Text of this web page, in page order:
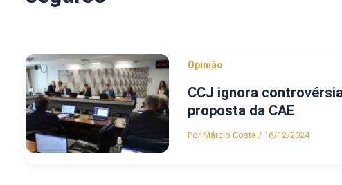
Opinião
CCJ ignora
proposta da CAE
PorMárcio Costa / 16/12/2024